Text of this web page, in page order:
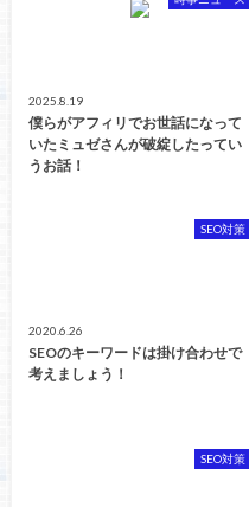
2025.8.19
僕らがアフィリでお世話になって
いたミュゼさんが破綻したってい
うお話！
SEO対策
2020.6.26
SEOのキーワードは掛け合わせで
考えましょう！
SEO対策